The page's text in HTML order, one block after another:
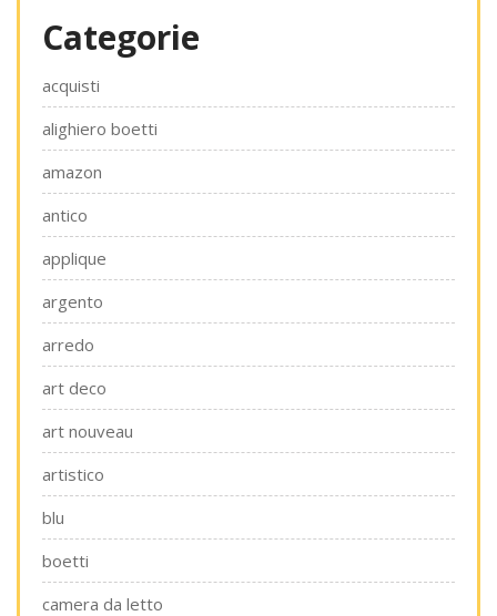
Categorie
acquisti
alighiero boetti
amazon
antico
applique
argento
arredo
art deco
art nouveau
artistico
blu
boetti
camera da letto